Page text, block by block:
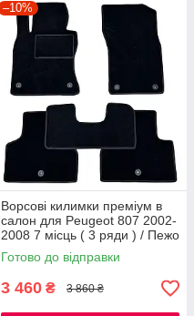
–10%
Ворсові килимки преміум в
салон для Peugeot 807 2002-
2008 7 місць ( 3 ряди ) / Пежо
807 килимки
Готово до відправки
3 460 ₴ 3 860 ₴